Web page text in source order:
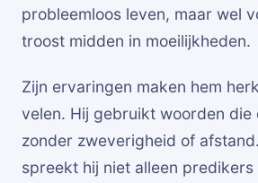
probleemloos leven, maar wel
troost midden in moeilijkheden.
Zijn ervaringen maken hem
velen. Hij gebruikt woorden die
zonder zweverigheid of
spreekt hij niet alleen